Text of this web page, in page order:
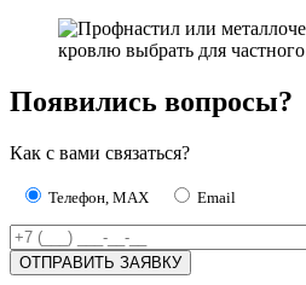
Появились вопросы?
Как с вами связаться?
Телефон, MAX Email